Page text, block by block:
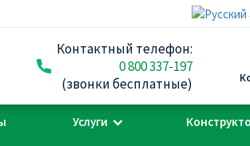
Контактный телефон:
0 800 337-197
(звонки бесплатные)
Услуги